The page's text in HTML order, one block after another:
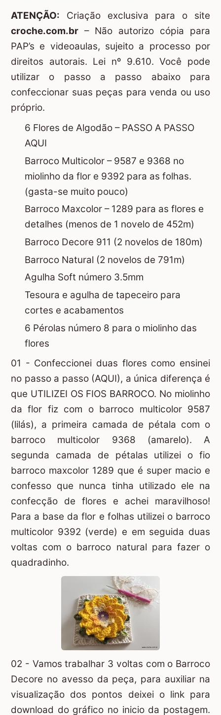
ATENÇÃO: Criação exclusiva para o site
croche.com.br – Não autorizo cópia para
PAP’s e videoaulas, sujeito a processo por
direitos autorais. Lei nº 9.610. Você pode
utilizar o passo a passo abaixo para
confeccionar suas peças para venda ou uso
próprio.
6 Flores de Algodão – PASSO A PASSO
AQUI
Barroco Multicolor – 9587 e 9368 no
miolinho da flor e 9392 para as folhas.
(gasta-se muito pouco)
Barroco Maxcolor – 1289 para as flores e
detalhes (menos de 1 novelo de 452m)
Barroco Decore 911 (2 novelos de 180m)
Barroco Natural (2 novelos de 791m)
Agulha Soft número 3.5mm
Tesoura e agulha de tapeceiro para
cortes e acabamentos
6 Pérolas número 8 para o miolinho das
flores
01 - Confeccionei duas flores como ensinei
no passo a passo (AQUI), a única diferença é
que UTILIZEI OS FIOS BARROCO. No miolinho
da flor fiz com o barroco multicolor 9587
(lilás), a primeira camada de pétala com o
barroco multicolor 9368 (amarelo). A
segunda camada de pétalas utilizei o fio
barroco maxcolor 1289 que é super macio e
confesso que nunca tinha utilizado ele na
confecção de flores e achei maravilhoso!
Para a base da flor e folhas utilizei o barroco
multicolor 9392 (verde) e em seguida duas
voltas com o barroco natural para fazer o
quadradinho.
02 - Vamos trabalhar 3 voltas com o Barroco
Decore no avesso da peça, para auxiliar na
visualização dos pontos deixei o link para
download do gráfico no inicio da postagem.